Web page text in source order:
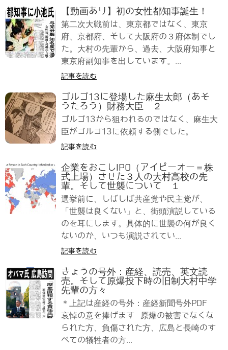
【動画あり】初の女性都知事誕生！
第二次大戦前は、東京都ではなく、東京
府、京都府、そして大阪府の３府体制でし
た。大村の先輩から、過去、大阪府知事と
東京府副知事を出しています。...
記事を読む
ゴルゴ13に登場した麻生太郎（あそ
うたろう）財務大臣 ２
ゴルゴ13から狙われるのではなく、麻生大
臣がゴルゴ13に依頼する側でした。
記事を読む
企業をおこしIPO（アイピーオー＝株
式上場）させた３人の大村高校の先
輩。そして世襲について １
選挙前に、しばしば共産党や民主党が、
「世襲は良くない」と、街頭演説している
のを耳にします。具体的に世襲の何が良く
ないのか、いつも演説されてい...
記事を読む
きょうの号外：産経、読売、英文読
売。そして原爆投下時の旧制大村中学
先輩の方々
＊上記は産経の号外：産経新聞号外PDF
哀悼の意を捧げます 原爆の被害でなくな
られた方、負傷された方、広島と長崎のす
べての犠牲者の方...